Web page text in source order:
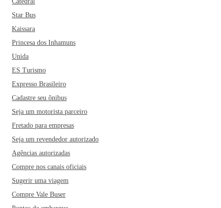
estão o Gaeta, o Cantinho da Curuca, o Dal Mare
Restaurante e a Casa Marracini. E aí, já reservou a sua
passagem de ônibus para Guarapari?
Star Bus
Kaissara
Princesa dos Inhamuns
Unida
ES Turismo
Expresso Brasileiro
Cadastre seu ônibus
Seja um motorista parceiro
Fretado para empresas
Seja um revendedor autorizado
Agências autorizadas
Compre nos canais oficiais
Sugerir uma viagem
Compre Vale Buser